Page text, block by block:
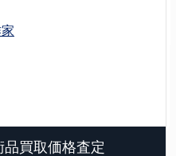
買取価格査定